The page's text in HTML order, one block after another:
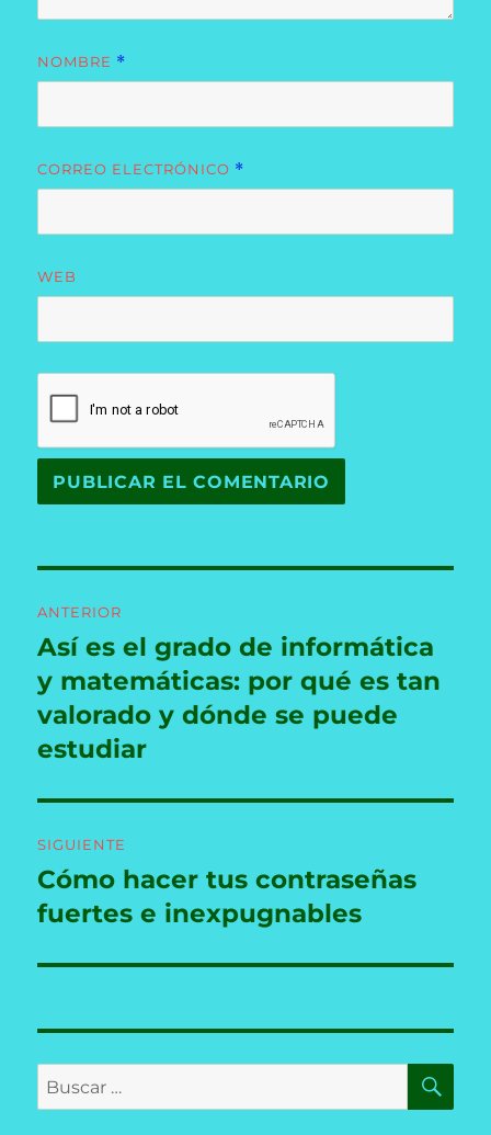
NOMBRE *
CORREO ELECTRÓNICO *
WEB
de
entradas
ANTERIOR
Entrada
anterior:
Así es el grado de informática
y matemáticas: por qué es tan
valorado y dónde se puede
estudiar
SIGUIENTE
Entrada
siguiente:
Cómo hacer tus contraseñas
fuertes e inexpugnables
Buscar
por: